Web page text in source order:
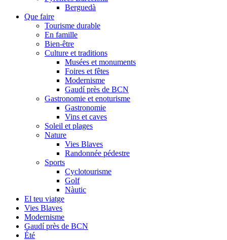
Berguedà
Que faire
Tourisme durable
En famille
Bien-être
Culture et traditions
Musées et monuments
Foires et fêtes
Modernisme
Gaudí près de BCN
Gastronomie et enoturisme
Gastronomie
Vins et caves
Soleil et plages
Nature
Vies Blaves
Randonnée pédestre
Sports
Cyclotourisme
Golf
Nàutic
El teu viatge
Vies Blaves
Modernisme
Gaudí près de BCN
Été